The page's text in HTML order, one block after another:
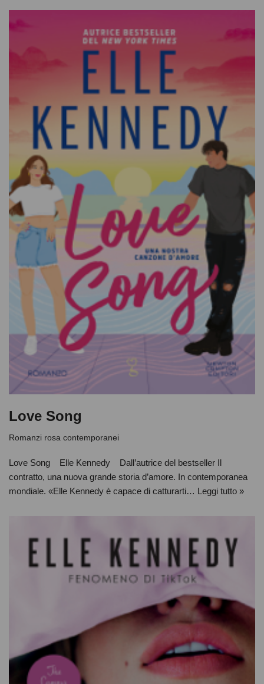
Love Song
Romanzi rosa contemporanei
Love Song Elle Kennedy Dall’autrice del bestseller Il
contratto, una nuova grande storia d’amore. In contemporanea
mondiale. «Elle Kennedy è capace di catturarti… Leggi tutto »